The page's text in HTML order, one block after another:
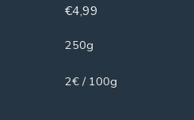
€4,99
250g
2€ / 100g